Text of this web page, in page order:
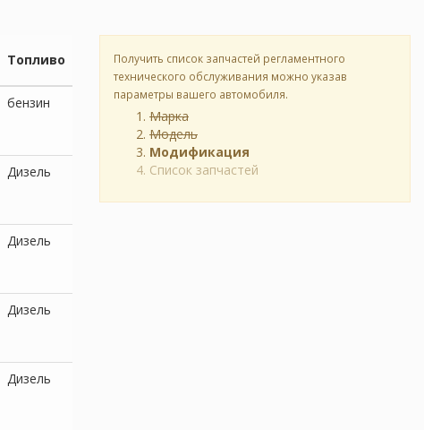
Получить список запчастей регламентного
технического обслуживания можно указав
параметры вашего автомобиля.
Марка
Модель
Модификация
Список запчастей
Топливо
бензин
Дизель
Дизель
Дизель
Дизель